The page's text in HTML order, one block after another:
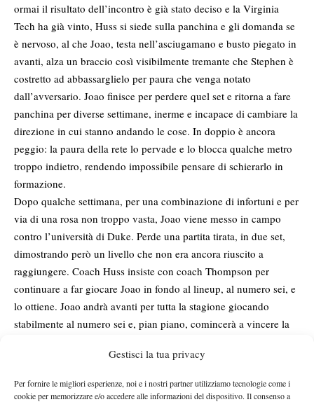
Gestisci la tua privacy
Per fornire le migliori esperienze, noi e i nostri partner utilizziamo tecnologie come i
cookie per memorizzare e/o accedere alle informazioni del dispositivo. Il consenso a
ormai il risultato dell’incontro è già stato deciso e la Virginia
Tech ha già vinto, Huss si siede sulla panchina e gli domanda se
è nervoso, al che Joao, testa nell’asciugamano e busto piegato in
avanti, alza un braccio così visibilmente tremante che Stephen è
costretto ad abbassarglielo per paura che venga notato
dall’avversario. Joao finisce per perdere quel set e ritorna a fare
panchina per diverse settimane, inerme e incapace di cambiare la
direzione in cui stanno andando le cose. In doppio è ancora
peggio: la paura della rete lo pervade e lo blocca qualche metro
troppo indietro, rendendo impossibile pensare di schierarlo in
formazione.
Dopo qualche settimana, per una combinazione di infortuni e per
via di una rosa non troppo vasta, Joao viene messo in campo
contro l’università di Duke. Perde una partita tirata, in due set,
dimostrando però un livello che non era ancora riuscito a
raggiungere. Coach Huss insiste con coach Thompson per
continuare a far giocare Joao in fondo al lineup, al numero sei, e
lo ottiene. Joao andrà avanti per tutta la stagione giocando
stabilmente al numero sei e, pian piano, comincerà a vincere la
Le stagioni successive vanno in crescendo, con Joao che arriva a
successivo, prima di scavalcare addirittura i suoi compagni,